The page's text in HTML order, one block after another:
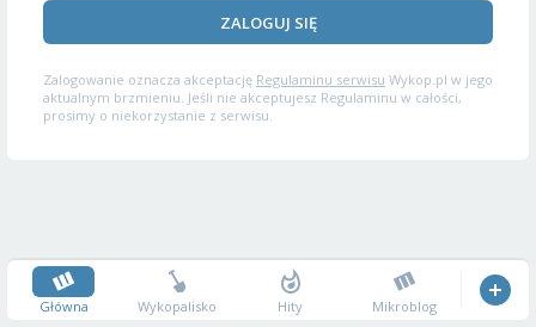
ZALOGUJ SIĘ
Zalogowanie oznacza akceptację Regulaminu serwisu Wykop.pl w jego
aktualnym brzmieniu. Jeśli nie akceptujesz Regulaminu w całości,
prosimy o niekorzystanie z serwisu.
Główna Wykopalisko Hity Mikroblog